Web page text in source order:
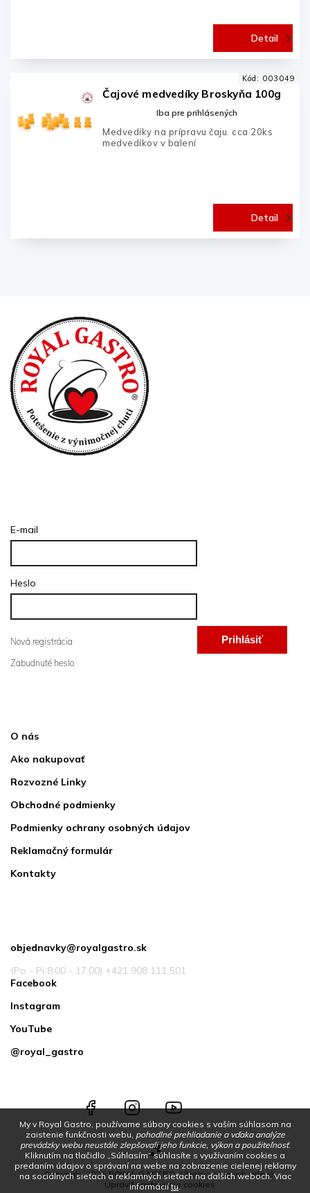
My v Royal Gastro, používame súbory cookies s vaším súhlasom na
zaistenie funkčnosti webu, pohodlné prehliadanie a vďaka analýze
prevádzky webu neustále zlepšovali jeho funkcie, výkon a použiteľnosť.
Kliknutím na tlačidlo „Súhlasím“ súhlasíte s využívaním cookies a
predaním údajov o správaní na webe na zobrazenie cielenej reklamy
na sociálnych sieťach a reklamných sieťach na ďalších weboch.Viac
informáciítu.
Detail
Čajové medvedíky Broskyňa 100g
Iba pre prihlásených
Detail
Medvedíky na prípravu čaju. cca 20ks
medvedíkov v balení
Kód: 003049
E-mail
Heslo
Prihlásiť
Nová registrácia
Zabudnuté heslo
O nás
Ako nakupovať
Rozvozné Linky
Obchodné podmienky
Podmienky ochrany osobných údajov
Reklamačný formulár
Kontakty
objednavky@royalgastro.sk
(Po - Pi 8:00 - 17:00) +421 908 111 501
Facebook
Instagram
YouTube
@royal_gastro
Copyright 2026 ROYAL GASTRO. Všetky práva vyhradené.
Upraviť nastavenie cookies
FacebookInstagramYouTube